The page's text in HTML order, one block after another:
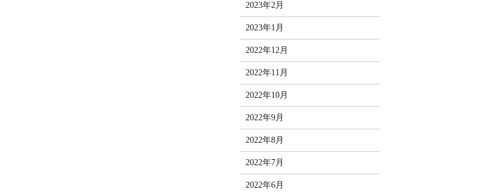
2023年2月
2023年1月
2022年12月
2022年11月
2022年10月
2022年9月
2022年8月
2022年7月
2022年6月